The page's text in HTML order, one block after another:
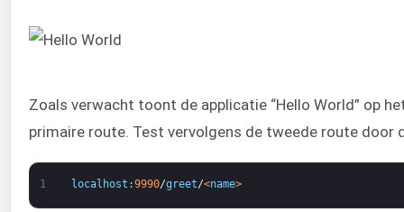
Zoals verwacht toont de applicatie “Hello World” op
primaire route. Test vervolgens de tweede route door
1 localhost :9990/greet/<name>